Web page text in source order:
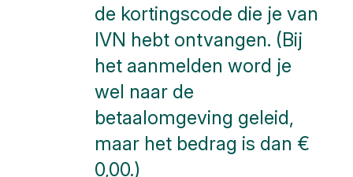
de kortingscode die je van
IVN hebt ontvangen. (Bij
het aanmelden word je
wel naar de
betaalomgeving geleid,
maar het bedrag is dan €
0,00.)